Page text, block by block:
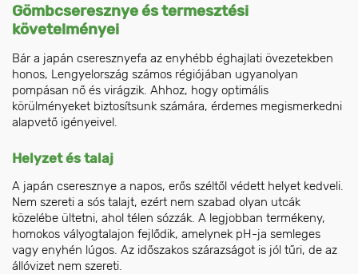
Gömbcseresznye és termesztési
követelményei
Bár a japán cseresznyefa az enyhébb éghajlati övezetekben
honos, Lengyelország számos régiójában ugyanolyan
pompásan nő és virágzik. Ahhoz, hogy optimális
körülményeket biztosítsunk számára, érdemes megismerkedni
alapvető igényeivel.
Helyzet és talaj
A japán cseresznye a napos, erős széltől védett helyet kedveli.
Nem szereti a sós talajt, ezért nem szabad olyan utcák
közelébe ültetni, ahol télen sózzák. A legjobban termékeny,
homokos vályogtalajon fejlődik, amelynek pH-ja semleges
vagy enyhén lúgos. Az időszakos szárazságot is jól tűri, de az
állóvizet nem szereti.